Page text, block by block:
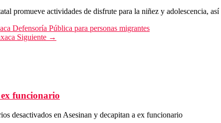
promueve actividades de disfrute para la niñez y adolescencia,
Defensoría Pública para personas migrantes
Siguiente →
funcionario
desactivados en Asesinan y decapitan a ex funcionario